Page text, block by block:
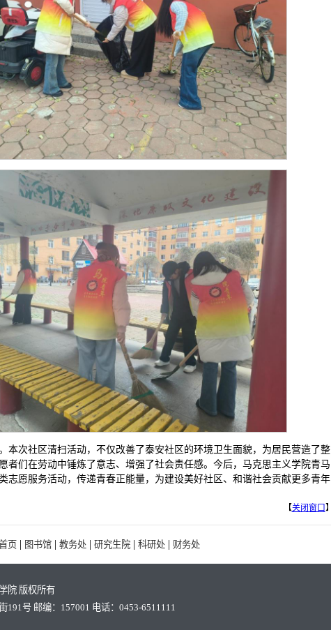
本次社区清扫活动，不仅改善了泰安社区的环境卫生面貌，为居民营造了整
者们在劳动中锤炼了意志、增强了社会责任感。今后，马克思主义学院青马
志愿服务活动，传递青春正能量，为建设美好社区、和谐社会贡献更多青年
【关闭窗口】
页 | 图书馆 | 教务处 | 研究生院 | 科研处 | 财务处
院 版权所有
191号 邮编：157001 电话：0453-6511111